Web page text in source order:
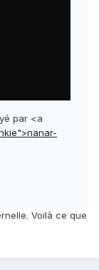
par <a
Voilà ce que